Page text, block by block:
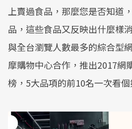
上賣過食品，那麼您是否知道
品，這些食品又反映出什麼樣
與全台瀏覽人數最多的綜合型
摩購物中心合作，推出2017網
榜，5大品項的前10名一次看個